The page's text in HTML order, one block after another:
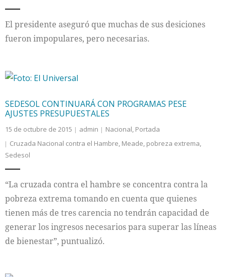
El presidente aseguró que muchas de sus desiciones
fueron impopulares, pero necesarias.
SEDESOL CONTINUARÁ CON PROGRAMAS PESE
AJUSTES PRESUPUESTALES
15 de octubre de 2015 admin Nacional, Portada
Cruzada Nacional contra el Hambre, Meade, pobreza extrema,
Sedesol
“La cruzada contra el hambre se concentra contra la
pobreza extrema tomando en cuenta que quienes
tienen más de tres carencia no tendrán capacidad de
generar los ingresos necesarios para superar las líneas
de bienestar”, puntualizó.